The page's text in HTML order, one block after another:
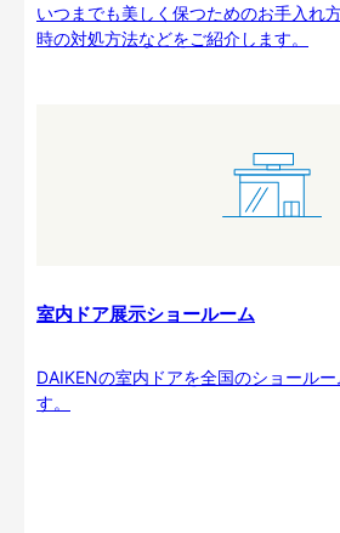
いつまでも美しく保つためのお手入れ
時の対処方法などをご紹介します。
室内ドア展示ショールーム
DAIKENの室内ドアを全国のショール
す。